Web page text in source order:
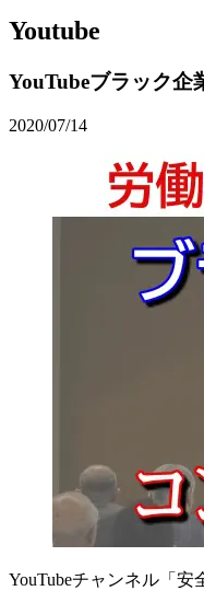
Youtube
YouTubeブラック企
2020/07/14
YouTubeチャンネル「